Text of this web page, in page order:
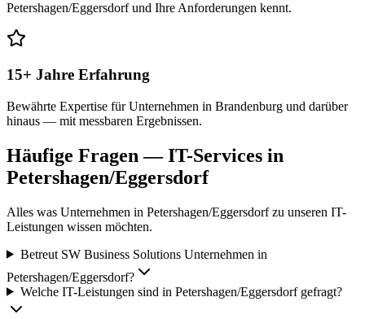
Petershagen/Eggersdorf und Ihre Anforderungen kennt.
15+ Jahre Erfahrung
Bewährte Expertise für Unternehmen in Brandenburg und darüber
hinaus — mit messbaren Ergebnissen.
Häufige Fragen — IT-Services in
Petershagen/Eggersdorf
Alles was Unternehmen in Petershagen/Eggersdorfzu unseren IT-
Leistungen wissen möchten.
Betreut SW Business Solutions Unternehmen in
Petershagen/Eggersdorf?
Welche IT-Leistungen sind in Petershagen/Eggersdorf gefragt?